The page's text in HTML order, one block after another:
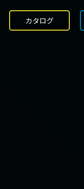
カタログ